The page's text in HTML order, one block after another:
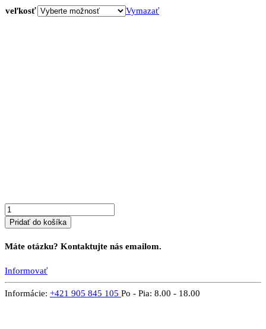
760 €
veľkosť Vymazať
Pridať do košíka
Máte otázku? Kontaktujte nás emailom.
Informovať
Informácie: +421 905 845 105 Po - Pia: 8.00 - 18.00